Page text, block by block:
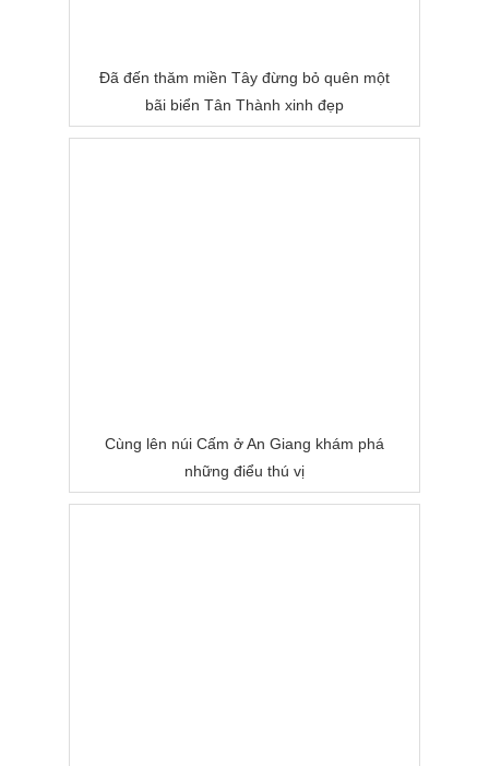
Đã đến thăm miền Tây đừng bỏ quên một
bãi biển Tân Thành xinh đẹp
Cùng lên núi Cấm ở An Giang khám phá
những điểu thú vị